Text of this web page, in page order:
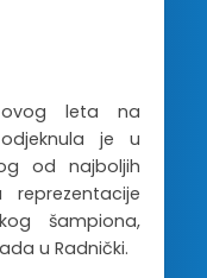
leta na
je u
od najboljih
šampiona,
u Radnički.